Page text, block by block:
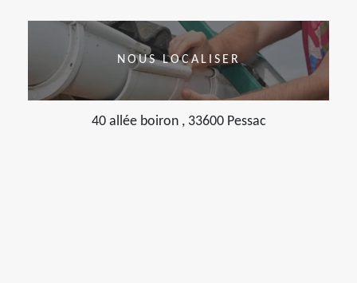
NOUS LOCALISER
40 allée boiron , 33600 Pessac